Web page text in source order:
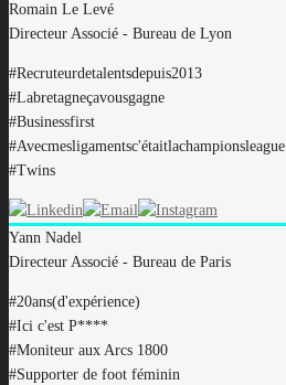
Romain Le Levé
Directeur Associé - Bureau de Lyon
#Recruteurdetalentsdepuis2013
#Labretagneçavousgagne
#Businessfirst
#Avecmesligamentsc'étaitlachampionsleague
#Twins
Yann Nadel
Directeur Associé - Bureau de Paris
#20ans(d'expérience)
#Ici c'est P****
#Moniteur aux Arcs 1800
#Supporter de foot féminin